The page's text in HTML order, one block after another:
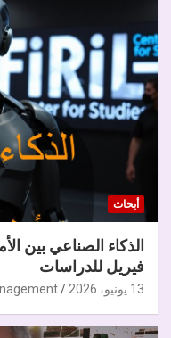
أبحاث
الذكاء الصناعي بين
فيريل للدراسات
13 يونيو، 2026